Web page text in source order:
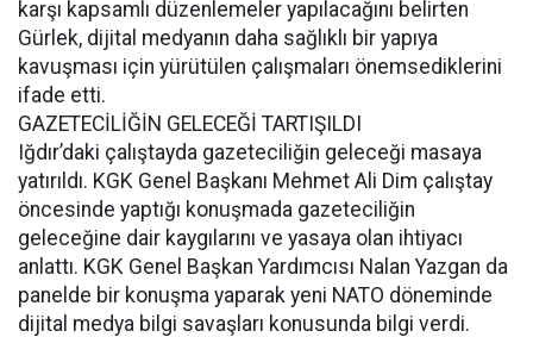
karşı kapsamlı düzenlemeler yapılacağını belirten
Gürlek, dijital medyanın daha sağlıklı bir yapıya
kavuşması için yürütülen çalışmaları önemsediklerini
ifade etti.
GAZETECİLİĞİN GELECEĞİ TARTIŞILDI
Iğdır’daki çalıştayda gazeteciliğin geleceği masaya
yatırıldı. KGK Genel Başkanı Mehmet Ali Dim çalıştay
öncesinde yaptığı konuşmada gazeteciliğin
geleceğine dair kaygılarını ve yasaya olan ihtiyacı
anlattı. KGK Genel Başkan Yardımcısı Nalan Yazgan da
panelde bir konuşma yaparak yeni NATO döneminde
dijital medya bilgi savaşları konusunda bilgi verdi.